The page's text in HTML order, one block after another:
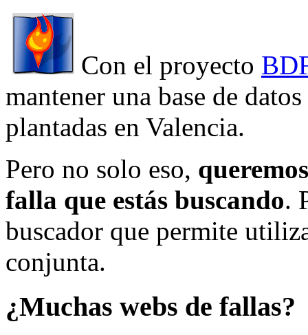
Con el proyecto
mantener una base de
plantadas en Valencia.
Pero no solo eso,
falla que estás buscando.
buscador que permite
conjunta.
¿Muchas webs de fallas?